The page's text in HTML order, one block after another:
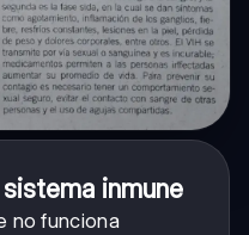
inmune
no funciona